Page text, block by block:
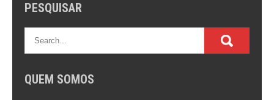
PESQUISAR
QUEM SOMOS